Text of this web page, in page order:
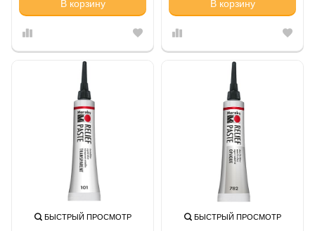
В корзину В корзину
БЫСТРЫЙ ПРОСМОТР БЫСТРЫЙ ПРОСМОТР